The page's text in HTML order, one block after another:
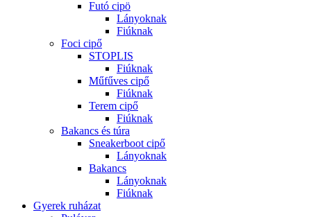
Futó cipö
Lányoknak
Fiúknak
Foci cipő
STOPLIS
Fiúknak
Műfűves cipő
Fiúknak
Terem cipő
Fiúknak
Bakancs és túra
Sneakerboot cipő
Lányoknak
Bakancs
Lányoknak
Fiúknak
Gyerek ruházat